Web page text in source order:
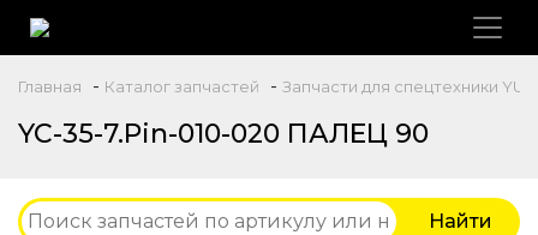
Главная - Каталог запчастей - Запчасти для спецтехники
YC-35-7.Pin-010-020 ПАЛЕЦ 90